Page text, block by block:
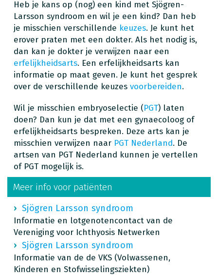
Heb je kans op (nog) een kind met Sjögren-
Larsson syndroom en wil je een kind? Dan heb
je misschien verschillende keuzes. Je kunt het
erover praten met een dokter. Als het nodig is,
dan kan je dokter je verwijzen naar een
erfelijkheidsarts. Een erfelijkheidsarts kan
informatie op maat geven. Je kunt het gesprek
over de verschillende keuzes voorbereiden.
Wil je misschien embryoselectie (PGT) laten
doen? Dan kun je dat met een gynaecoloog of
erfelijkheidsarts bespreken. Deze arts kan je
misschien verwijzen naar PGT Nederland. De
artsen van PGT Nederland kunnen je vertellen
of PGT mogelijk is.
Meer info voor patiënten
Sjögren Larsson syndroom
Informatie en lotgenotencontact van de
Vereniging voor Ichthyosis Netwerken
Sjögren Larsson syndroom
Informatie van de de VKS (Volwassenen,
Kinderen en Stofwisselingsziekten)